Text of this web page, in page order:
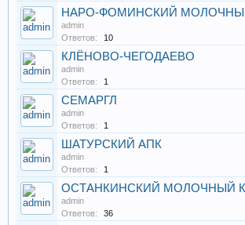
НАРО-ФОМИНСКИЙ
admin
Ответов:
10
КЛЁНОВО-ЧЕГОДАЕВО
admin
Ответов:
1
СЕМАРГЛ
admin
Ответов:
1
ШАТУРСКИЙ АПК
admin
Ответов:
1
ОСТАНКИНСКИЙ МОЛОЧНЫЙ
admin
Ответов:
36